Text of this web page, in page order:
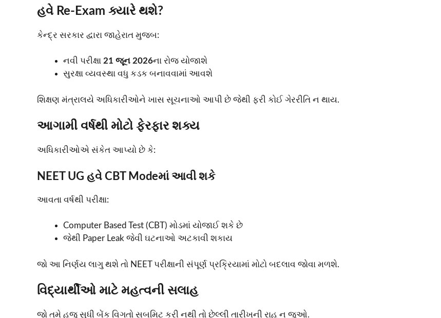
હવે Re-Exam ક્યારે થશે?
કેન્દ્ર સરકાર દ્વારા જાહેરાત મુજબ:
નવી પરીક્ષા 21 જૂન 2026ના રોજ યોજાશે
સુરક્ષા વ્યવસ્થા વધુ કડક બનાવવામાં આવશે
શિક્ષણ મંત્રાલયે અધિકારીઓને ખાસ સૂચનાઓ આપી છે જેથી ફરી કોઈ ગેરરીતિ ન થાય.
આગામી વર્ષથી મોટો ફેરફાર શક્ય
અધિકારીઓએ સંકેત આપ્યો છે કે:
NEET UG હવે CBT Modeમાં આવી શકે
આવતા વર્ષથી પરીક્ષા:
Computer Based Test (CBT) મોડમાં યોજાઈ શકે છે
જેથી Paper Leak જેવી ઘટનાઓ અટકાવી શકાય
જો આ નિર્ણય લાગુ થશે તો NEET પરીક્ષાની સંપૂર્ણ પ્રક્રિયામાં મોટો બદલાવ જોવા મળશે.
વિદ્યાર્થીઓ માટે મહત્વની સલાહ
જો તમે હજુ સુધી બેંક વિગતો સબમિટ કરી નથી તો છેલ્લી તારીખની રાહ ન જુઓ.